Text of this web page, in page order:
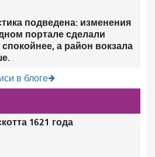
подведена: изменения
портале сделали
а район вокзала
в блоге
1621 года